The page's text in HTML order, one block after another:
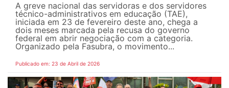
A greve nacional das servidoras e dos servidores
técnico-administrativos em educação (TAE),
iniciada em 23 de fevereiro deste ano, chega a
dois meses marcada pela recusa do governo
federal em abrir negociação com a categoria.
Organizado pela Fasubra, o movimento...
Publicado em: 23 de Abril de 2026